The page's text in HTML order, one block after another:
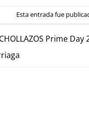
Esta entrada fue
Prime Day